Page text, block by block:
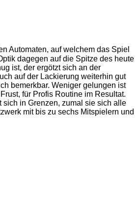
Automaten, auf welchem das Spiel
dagegen auf die Spitze des heute
ist, der ergötzt sich an der
auf der Lackierung weiterhin gut
bemerkbar. Weniger gelungen ist
für Profis Routine im Resultat.
in Grenzen, zumal sie sich alle
mit bis zu sechs Mitspielern und